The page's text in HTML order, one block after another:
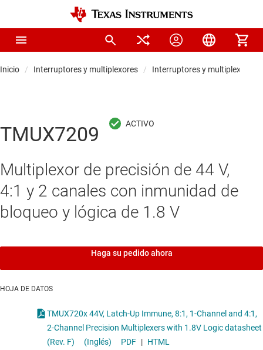
Inicio Interruptores y multiplexores Interruptores y multiplexores
TMUX7209
Multiplexor de precisión de 44 V,
4:1 y 2 canales con inmunidad de
bloqueo y lógica de 1.8 V
Haga su pedido ahora
HOJA DE DATOS
TMUX720x 44V, Latch-Up Immune, 8:1, 1-Channel and 4:1,
2-Channel Precision Multiplexers with 1.8V Logic datasheet
(Rev. F)
(Inglés) PDF | HTML